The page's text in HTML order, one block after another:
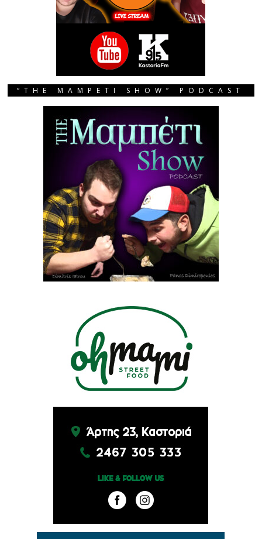
“THE MAMPETI SHOW” PODCAST